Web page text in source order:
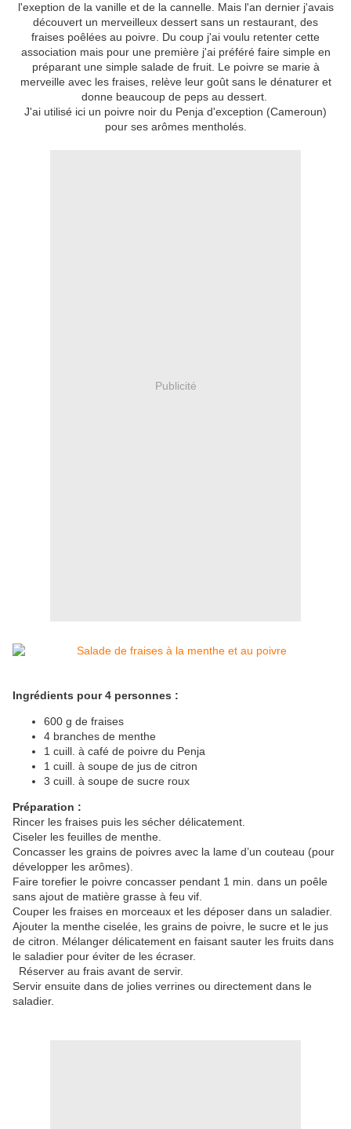
l'exeption de la vanille et de la cannelle. Mais l'an dernier j'avais
découvert un merveilleux dessert sans un restaurant, des
fraises poêlées au poivre. Du coup j'ai voulu retenter cette
association mais pour une première j'ai préféré faire simple en
préparant une simple salade de fruit. Le poivre se marie à
merveille avec les fraises, relève leur goût sans le dénaturer et
donne beaucoup de peps au dessert.
J'ai utilisé ici un poivre noir du Penja d'exception (Cameroun)
pour ses arômes mentholés.
Publicité
Ingrédients pour 4 personnes :
600 g de fraises
4 branches de menthe
1 cuill. à café de poivre du Penja
1 cuill. à soupe de jus de citron
3 cuill. à soupe de sucre roux
Préparation :
Rincer les fraises puis les sécher délicatement.
Ciseler les feuilles de menthe.
Concasser les grains de poivres avec la lame d’un couteau (pour
développer les arômes).
Faire torefier le poivre concasser pendant 1 min. dans un poêle
sans ajout de matière grasse à feu vif.
Couper les fraises en morceaux et les déposer dans un saladier.
Ajouter la menthe ciselée, les grains de poivre, le sucre et le jus
de citron. Mélanger délicatement en faisant sauter les fruits dans
le saladier pour éviter de les écraser.
Réserver au frais avant de servir.
Servir ensuite dans de jolies verrines ou directement dans le
saladier.